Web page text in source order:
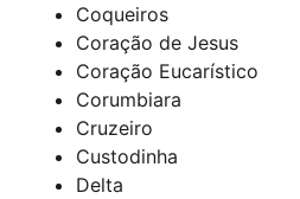
Coqueiros
Coração de Jesus
Coração Eucarístico
Corumbiara
Cruzeiro
Custodinha
Delta